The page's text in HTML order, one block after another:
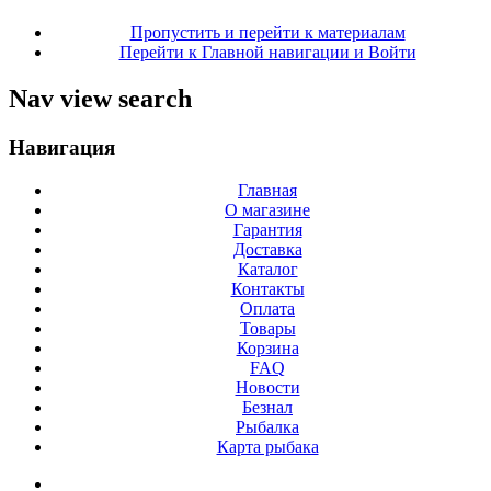
Пропустить и перейти к материалам
Перейти к Главной навигации и Войти
Nav view search
Навигация
Главная
О магазине
Гарантия
Доставка
Каталог
Контакты
Оплата
Товары
Корзина
FAQ
Новости
Безнал
Рыбалка
Карта рыбака